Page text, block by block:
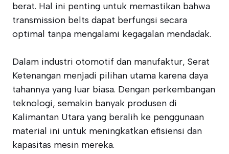
berat. Hal ini penting untuk memastikan bahwa
transmission belts dapat berfungsi secara
optimal tanpa mengalami kegagalan mendadak.
Dalam industri otomotif dan manufaktur, Serat
Ketenangan menjadi pilihan utama karena daya
tahannya yang luar biasa. Dengan perkembangan
teknologi, semakin banyak produsen di
Kalimantan Utara yang beralih ke penggunaan
material ini untuk meningkatkan efisiensi dan
kapasitas mesin mereka.